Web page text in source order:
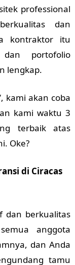
professional
dan
kontraktor itu
portofolio
lengkap.
kami akan coba
kami waktu 3
terbaik atas
Oke?
di Ciracas
dan berkualitas
anggota
dan Anda
tamu